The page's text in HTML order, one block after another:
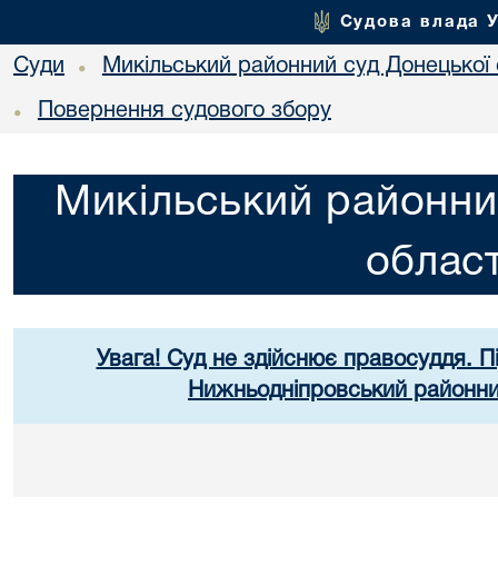
Судова влада
Суди • Микільський районний суд Донецької
• Повернення судового збору
Микільський
Увага! Суд не здійснює правосуддя.
Нижньодніпровський